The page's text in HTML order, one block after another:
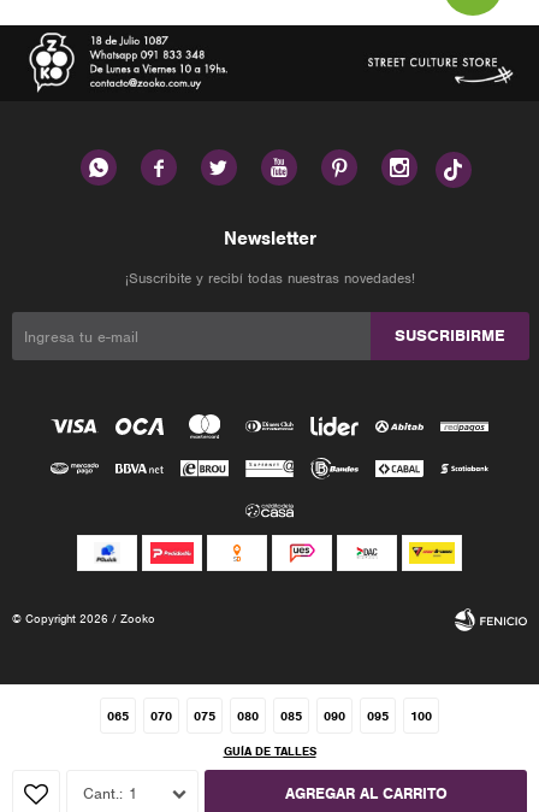
065 070 075 080 085 090 095 100
GUÍA DE TALLES
1 AGREGAR AL CARRITO
     
Newsletter
¡Suscribite y recibí todas nuestras novedades!
SUSCRIBIRME
© Copyright 2026 / Zooko